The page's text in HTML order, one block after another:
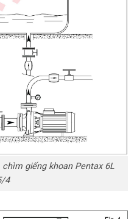
giếng khoan Pentax 6L
4